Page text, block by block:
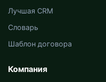
Лучшая CRM
Словарь
Шаблон договора
Компания